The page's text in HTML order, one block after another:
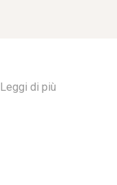
Leggi di più